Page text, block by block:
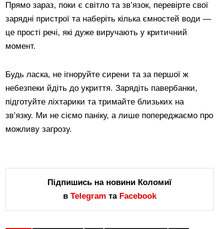
Прямо зараз, поки є світло та зв’язок, перевірте свої
зарядні пристрої та наберіть кілька ємностей води —
це прості речі, які дуже виручають у критичний
момент.
Будь ласка, не ігноруйте сирени та за першої ж
небезпеки йдіть до укриття. Зарядіть павербанки,
підготуйте ліхтарики та тримайте близьких на
зв’язку. Ми не сіємо паніку, а лише попереджаємо про
можливу загрозу.
Підпишись на новини Коломиї
в Telegram та Facebook